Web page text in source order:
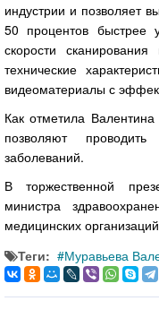
индустрии и позволяет
50 процентов быстрее
скорости
технические
видеоматериалы с
Как отметила
позволяют
заболеваний.
В торжественной
министра
медицинских
Теги:
Муравьева